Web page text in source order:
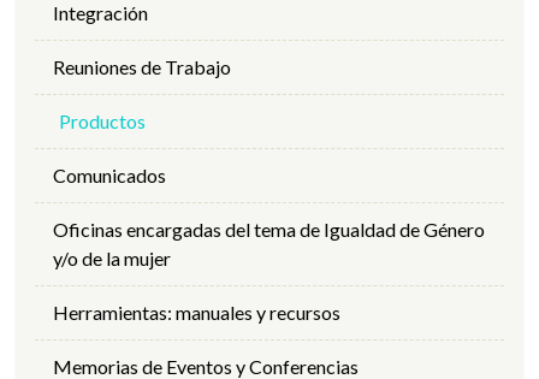
Integración
Reuniones de Trabajo
Productos
Comunicados
Oficinas encargadas del tema de Igualdad de Género
y/o de la mujer
Herramientas: manuales y recursos
Memorias de Eventos y Conferencias